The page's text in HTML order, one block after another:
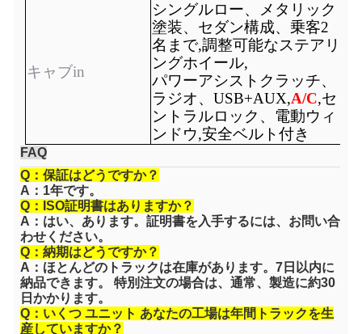
キャブin
シングルロー、メタリック
塗装、セダン構成、乗客2
名まで,調整可能なステアリ
ングホイール,
パワーアシストクラッチ、
ラジオ、USB+AUX,A/C,セ
ントラルロック、 電動ウィ
ンドウ,安全ベルト付き
FAQ
Q：保証はどうですか？
A：1年です。
Q：ISO証明書はありますか？
A：はい、あります。証明書を入手するには、お問い合
わせください。
Q：納期はどうですか？
A：ほとんどのトラックは在庫があります。7日以内に
納品できます。 特別注文の場合は、通常、製造に約30
日かかります。
Q：いくつ ユニット あなたの工場は年間トラックを生
産していますか？